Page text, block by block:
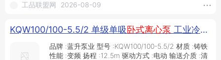
工品联盟网
2026-08-09
KQW100/100-5.5/2 单级单吸卧式离心泵 工业冷水机循环泵 耐高温高压离心泵_工业冷水机_制冷设备_暖通制冷_供应_工品联盟网
品牌 :蓝升泵业 型号 :KQW100/100-5.5/2 材质 :铸铁
性能 :变频 扬程 :12.5m 驱动方式 :电动 输送介质 :清